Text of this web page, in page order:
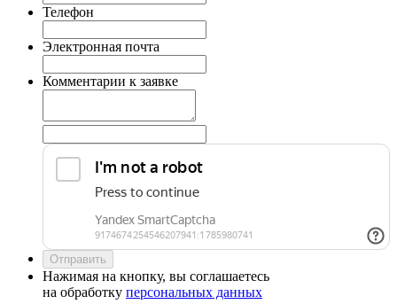
Телефон
Электронная почта
Комментарии к заявке
Нажимая на кнопку, вы соглашаетесь
на обработку персональных данных